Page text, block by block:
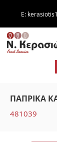
E:
ΠΑΠΡΙΚΑ
481039